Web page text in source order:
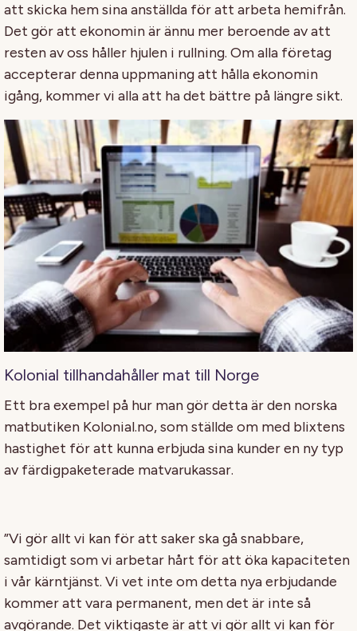
att skicka hem sina anställda för att arbeta hemifrån.
Det gör att ekonomin är ännu mer beroende av att
resten av oss håller hjulen i rullning. Om alla företag
accepterar denna uppmaning att hålla ekonomin
igång, kommer vi alla att ha det bättre på längre sikt.
Kolonial tillhandahåller mat till Norge
Ett bra exempel på hur man gör detta är den norska
matbutiken Kolonial.no, som ställde om med blixtens
hastighet för att kunna erbjuda sina kunder en ny typ
av färdigpaketerade matvarukassar.
”Vi gör allt vi kan för att saker ska gå snabbare,
samtidigt som vi arbetar hårt för att öka kapaciteten
i vår kärntjänst. Vi vet inte om detta nya erbjudande
kommer att vara permanent, men det är inte så
avgörande. Det viktigaste är att vi gör allt vi kan för